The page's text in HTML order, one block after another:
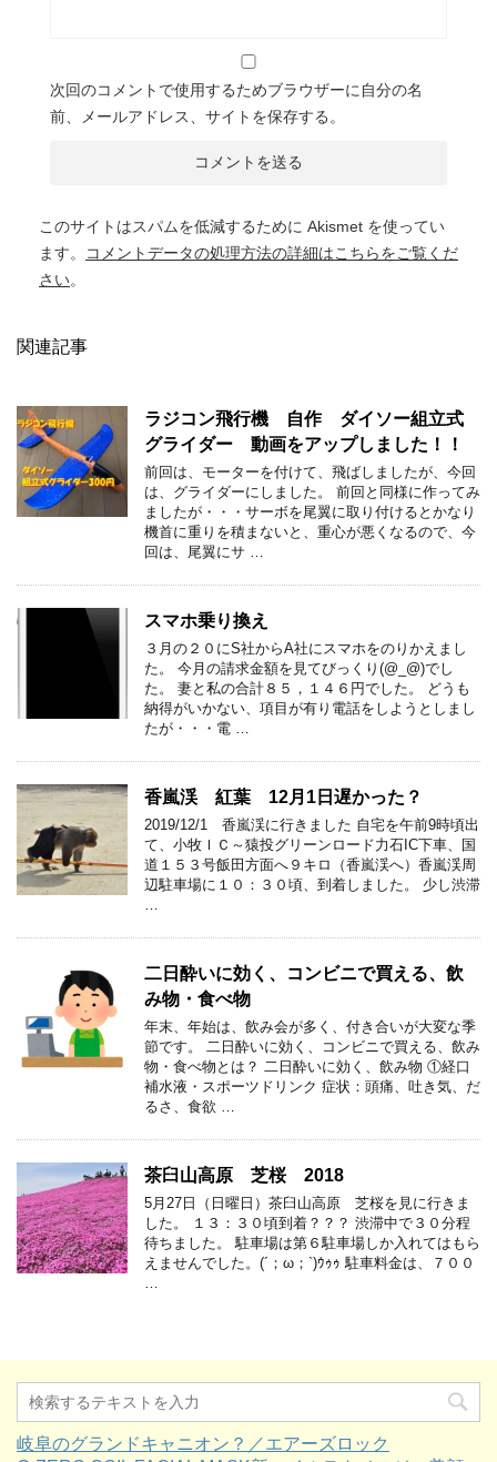
次回のコメントで使用するためブラウザーに自分の名
前、メールアドレス、サイトを保存する。
このサイトはスパムを低減するために Akismet を使ってい
ます。
コメントデータの処理方法の詳細はこちらをご覧くだ
さい。
関連記事
ラジコン飛行機 自作 ダイソー組立式
グライダー 動画をアップしました！！
前回は、モーターを付けて、飛ばしましたが、今回
は、グライダーにしました。 前回と同様に作ってみ
ましたが・・・サーボを尾翼に取り付けるとかなり
機首に重りを積まないと、重心が悪くなるので、今
回は、尾翼にサ …
スマホ乗り換え
３月の２０にS社からA社にスマホをのりかえまし
た。 今月の請求金額を見てびっくり(@_@)でし
た。 妻と私の合計８５，１４６円でした。 どうも
納得がいかない、項目が有り電話をしようとしまし
たが・・・電 …
香嵐渓 紅葉 12月1日遅かった？
2019/12/1 香嵐渓に行きました 自宅を午前9時頃出
て、小牧ＩＣ～猿投グリーンロード力石IC下車、国
道１５３号飯田方面へ９キロ（香嵐渓へ）香嵐渓周
辺駐車場に１０：３０頃、到着しました。 少し渋滞
…
二日酔いに効く、コンビニで買える、飲
み物・食べ物
年末、年始は、飲み会が多く、付き合いが大変な季
節です。 二日酔いに効く、コンビニで買える、飲み
物・食べ物とは？ 二日酔いに効く、飲み物 ①経口
補水液・スポーツドリンク 症状：頭痛、吐き気、だ
るさ、食欲 …
茶臼山高原 芝桜 2018
5月27日（日曜日）茶臼山高原 芝桜を見に行きま
した。 １３：３０頃到着？？？ 渋滞中で３０分程
待ちました。 駐車場は第６駐車場しか入れてはもら
えませんでした。(´；ω；`)ｳｩｩ 駐車料金は、７００
…
岐阜のグランドキャニオン？／エアーズロック